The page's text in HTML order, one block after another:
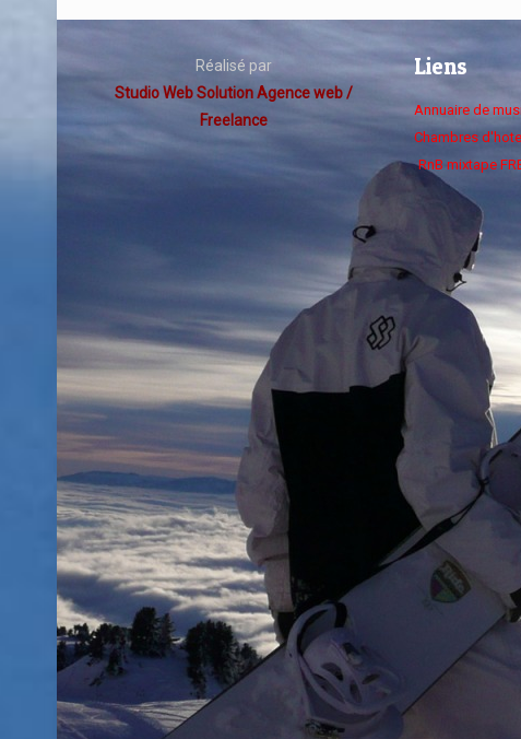
Réalisé par
Studio Web Solution Agence web /
Freelance
Liens
Annuaire de
Chambres
RnB mixtape